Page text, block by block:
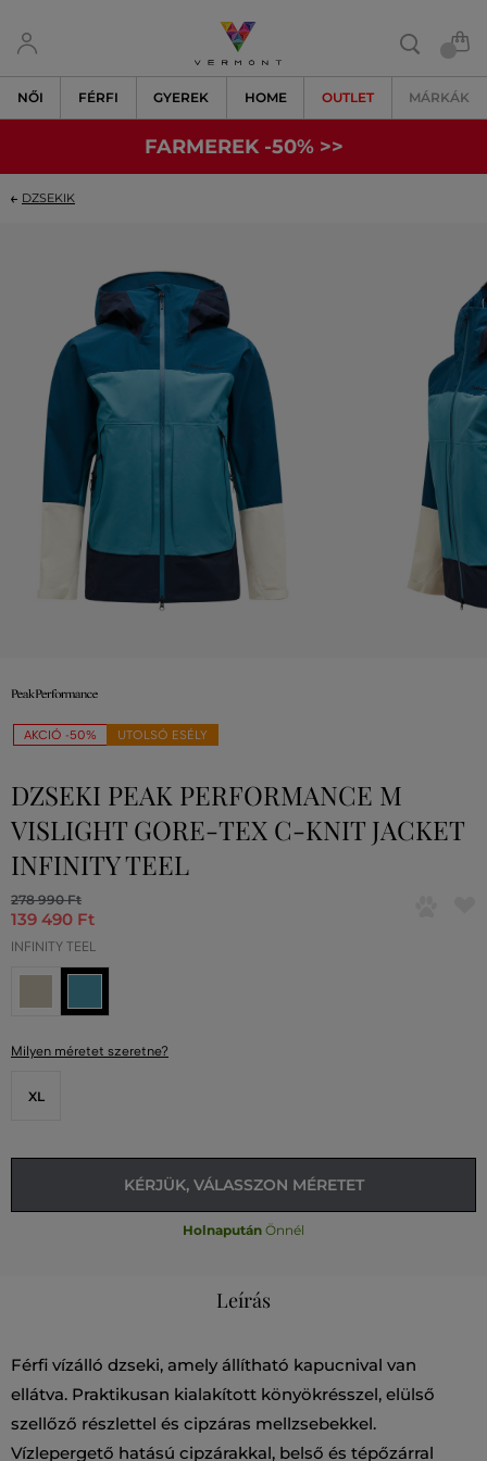
NŐI FÉRFI GYEREK HOME OUTLET MÁRKÁK
FARMEREK -50% >>
DZSEKIK
AKCIÓ -50% UTOLSÓ ESÉLY
DZSEKI PEAK PERFORMANCE M
VISLIGHT GORE-TEX C-KNIT JACKET
INFINITY TEEL
278 990 Ft
139 490 Ft
INFINITY TEEL
Milyen méretet szeretne?
XL
KÉRJÜK, VÁLASSZON MÉRETET
Holnapután Önnél
Leírás
Férfi vízálló dzseki, amely állítható kapucnival van
ellátva. Praktikusan kialakított könyökrésszel, elülső
szellőző részlettel és cipzáras mellzsebekkel.
Vízlepergető hatású cipzárakkal, belső és tépőzárral